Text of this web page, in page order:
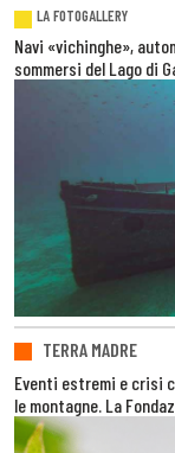
LA FOTOGALLERY
Navi «vichinghe»,
sommersi del Lago di
TERRA MADRE
Eventi estremi e crisi
le montagne. La